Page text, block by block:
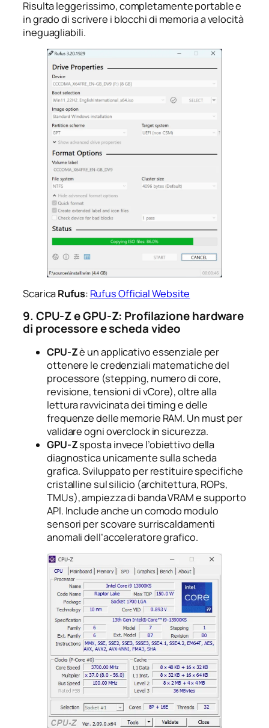
Risulta leggerissimo, completamente portable e
in grado di scrivere i blocchi di memoria a velocità
ineguagliabili.
ScaricaRufus: Rufus Official Website
9. CPU-Z e GPU-Z: Profilazione hardware
di processore e scheda video
CPU-Zè un applicativo essenziale per
ottenere le credenziali matematiche del
processore (stepping, numero di core,
revisione, tensioni di vCore), oltre alla
lettura ravvicinata dei timing e delle
frequenze delle memorie RAM. Un must per
validare ogni overclock in sicurezza.
GPU-Zsposta invece l’obiettivo della
diagnostica unicamente sulla scheda
grafica. Sviluppato per restituire specifiche
cristalline sul silicio (architettura, ROPs,
TMUs), ampiezza di banda VRAM e supporto
API. Include anche un comodo modulo
sensori per scovare surriscaldamenti
anomali dell’acceleratore grafico.